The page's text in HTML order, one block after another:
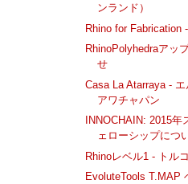
ンランド）
Rhino for Fabrication
RhinoPolyhedraアッ
せ
Casa La Atarraya - エ
アワチャパン
INNOCHAIN: 2015
ェローシップにつ
Rhinoレベル1 - トル
EvoluteTools T.MAP